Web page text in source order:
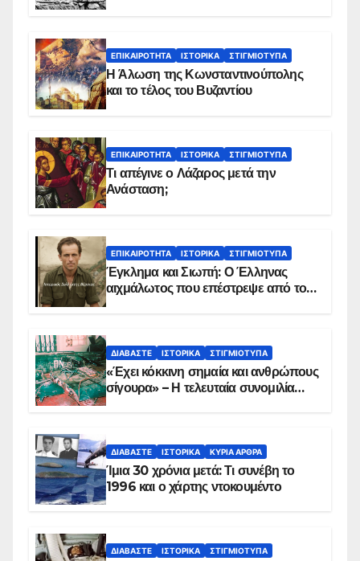
ΕΠΙΚΑΙΡΌΤΗΤΑ ΙΣΤΟΡΙΚΆ ΣΤΙΓΜΙΌΤΥΠΑ
Η Άλωση της Κωνσταντινούπολης
και το τέλος του Βυζαντίου
ΕΠΙΚΑΙΡΌΤΗΤΑ ΙΣΤΟΡΙΚΆ ΣΤΙΓΜΙΌΤΥΠΑ
Τι απέγινε ο Λάζαρος μετά την
Ανάσταση;
ΕΠΙΚΑΙΡΌΤΗΤΑ ΙΣΤΟΡΙΚΆ ΣΤΙΓΜΙΌΤΥΠΑ
Έγκλημα και Σιωπή: Ο Έλληνας
αιχμάλωτος που επέστρεψε από το
ΔΙΑΒΆΣΤΕ ΙΣΤΟΡΙΚΆ ΣΤΙΓΜΙΌΤΥΠΑ
«Έχει κόκκινη σημαία και ανθρώπους
σίγουρα» – Η τελευταία συνομιλία
ΔΙΑΒΆΣΤΕ ΙΣΤΟΡΙΚΆ ΚΥΡΙΑ ΑΡΘΡΑ
Ίμια 30 χρόνια μετά: Τι συνέβη το
1996 και ο χάρτης ντοκουμέντο
ΔΙΑΒΆΣΤΕ ΙΣΤΟΡΙΚΆ ΣΤΙΓΜΙΌΤΥΠΑ